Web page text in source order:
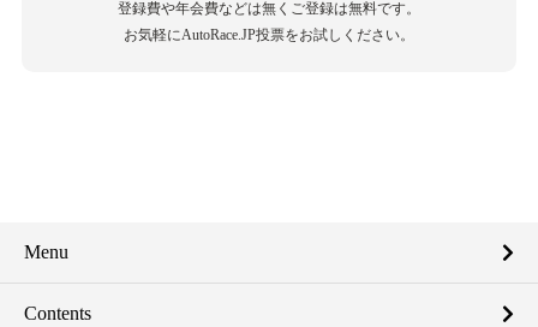
登録費や年会費などは無くご登録は無料です。
お気軽にAutoRace.JP投票をお試しください。
Menu
Contents